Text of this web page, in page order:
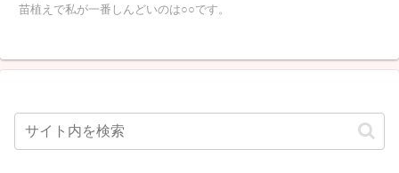
苗植えで私が一番しんどいのは○○です。